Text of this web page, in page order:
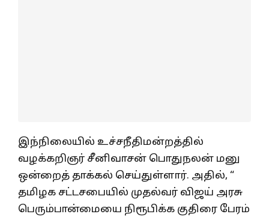
இந்நிலையில் உச்சநீதிமன்றத்தில்
வழக்கறிஞர் சீனிவாசன் பொதுநலன் மனு
ஒன்றைத் தாக்கல் செய்துள்ளார். அதில், “
தமிழக சட்டசபையில் முதல்வர் விஜய் அரசு
பெரும்பான்மையை நிரூபிக்க குதிரை பேரம்